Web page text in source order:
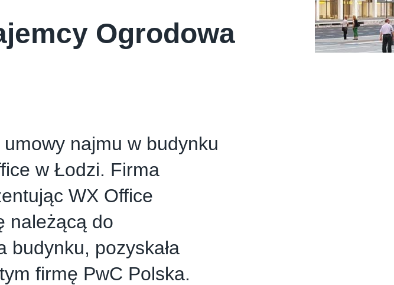
Ogrodowa
najmu w budynku
w Łodzi. Firma
WX Office
należącą do
budynku, pozyskała
firmę PwC Polska.